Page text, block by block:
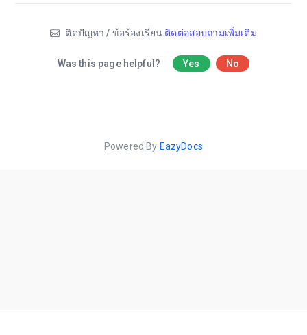
ติดปัญหา / ข้อร้องเรียน ติดต่อสอบถามเพิ่มเติม
Was this page helpful? Yes No
Powered By EazyDocs